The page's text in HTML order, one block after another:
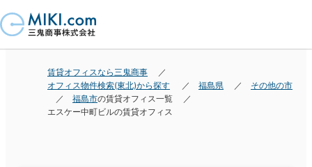
賃貸オフィスなら三鬼商事
オフィス物件検索(東北)から探す
福島県
その他の市
福島市の賃貸オフィス一覧
エスケー中町ビルの賃貸オフィス